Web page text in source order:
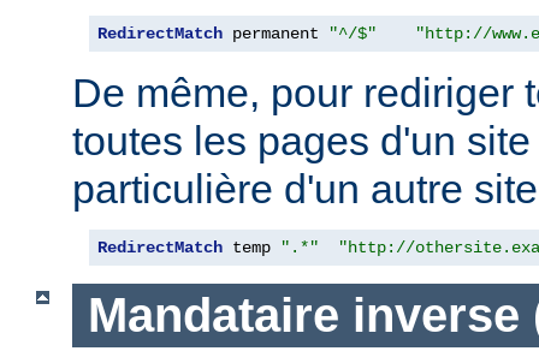
RedirectMatch permanent "^/$" "http://
De même, pour rediriger
toutes les pages d'un
particulière d'un autre
RedirectMatch temp ".*" "http://
Mandataire inverse